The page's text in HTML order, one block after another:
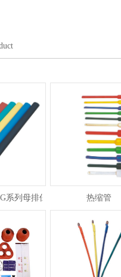
系列母排保护热缩套管热缩管